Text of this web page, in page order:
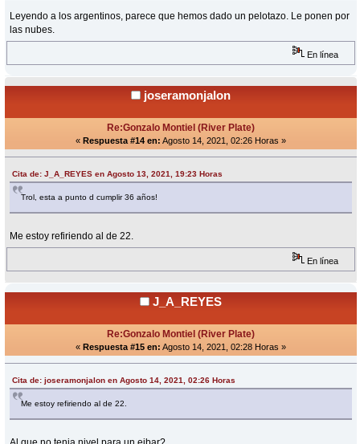
Leyendo a los argentinos, parece que hemos dado un pelotazo. Le ponen por
las nubes.
En línea
joseramonjalon
Re:Gonzalo Montiel (River Plate)
« Respuesta #14 en: Agosto 14, 2021, 02:26 Horas »
Cita de: J_A_REYES en Agosto 13, 2021, 19:23 Horas
Trol, esta a punto d cumplir 36 años!
Me estoy refiriendo al de 22.
En línea
J_A_REYES
Re:Gonzalo Montiel (River Plate)
« Respuesta #15 en: Agosto 14, 2021, 02:28 Horas »
Cita de: joseramonjalon en Agosto 14, 2021, 02:26 Horas
Me estoy refiriendo al de 22.